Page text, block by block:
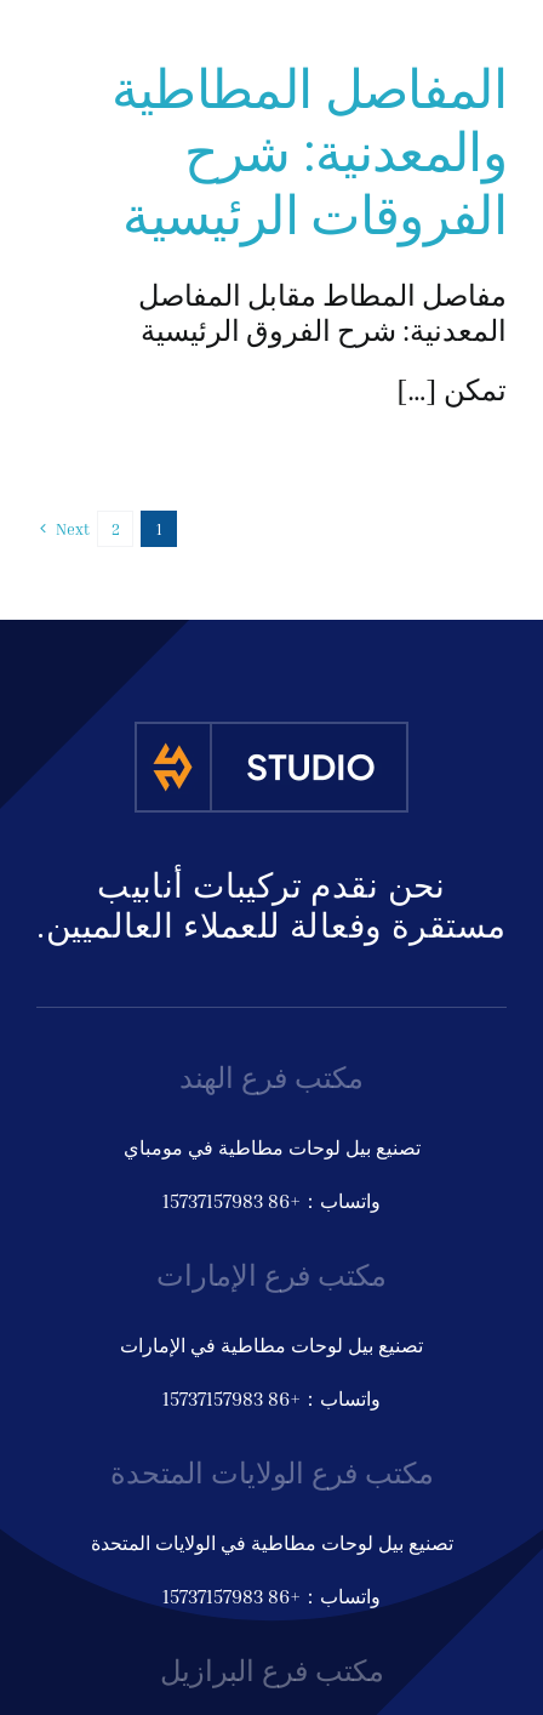
المفاصل المطاطية
والمعدنية: شرح
الفروقات الرئيسية
مفاصل المطاط مقابل المفاصل
المعدنية: شرح الفروق الرئيسية
تمكن […]
1
2
Next
نحن نقدم تركيبات أنابيب
مستقرة وفعالة للعملاء العالميين.
مكتب فرع الهند
تصنيع بيل لوحات مطاطية في مومباي
واتساب：+86 15737157983
مكتب فرع الإمارات
تصنيع بيل لوحات مطاطية في الإمارات
واتساب：+86 15737157983
مكتب فرع الولايات المتحدة
تصنيع بيل لوحات مطاطية في الولايات المتحدة
واتساب：+86 15737157983
مكتب فرع البرازيل